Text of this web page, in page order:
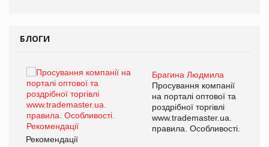
БЛОГИ
Брагина Людмила
Просування компанії
на порталі оптової та
роздрібної торгівлі
www.trademaster.ua.
правила. Особливості.
Рекомендації